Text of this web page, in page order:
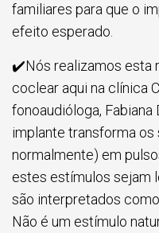
familiares para que o
efeito esperado.
✔️Nós realizamos esta
coclear aqui na clínica
fonoaudióloga, Fabiana
implante transforma
normalmente) em
estes estímulos sejam
são interpretados
Não é um estímulo